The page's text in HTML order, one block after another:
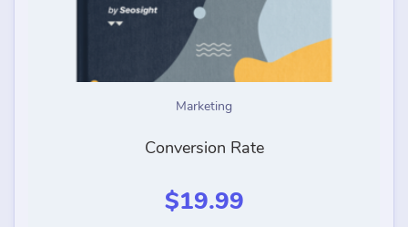
Marketing
Conversion Rate
$19.99